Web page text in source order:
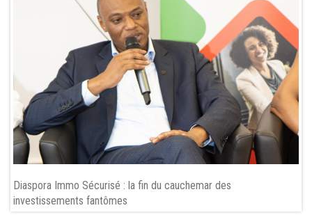
Diaspora Immo Sécurisé : la fin du cauchemar des
investissements fantômes